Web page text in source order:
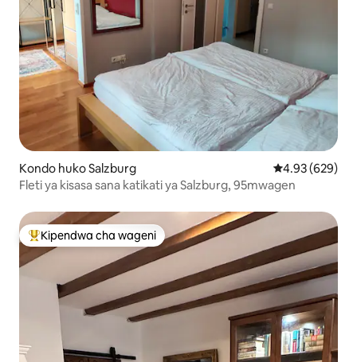
Kondo huko Salzburg Ukadiriaji wa
4.93 (629)
Fleti ya kisasa sana katikati ya Salzburg, 95mwagen
Kipendwa maarufu cha wageni
Kipendwa cha wageni